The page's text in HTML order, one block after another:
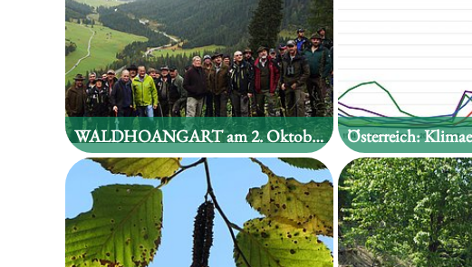
WALDHOANGART am 2. Oktober 2019 in Namlos